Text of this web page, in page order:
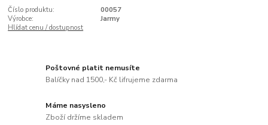
Číslo produktu:
00057
Výrobce:
Jarmy
Hlídat cenu / dostupnost
Poštovné platit nemusíte
Balíčky nad 1500,- Kč lifrujeme zdarma
Máme nasysleno
Zboží držíme skladem